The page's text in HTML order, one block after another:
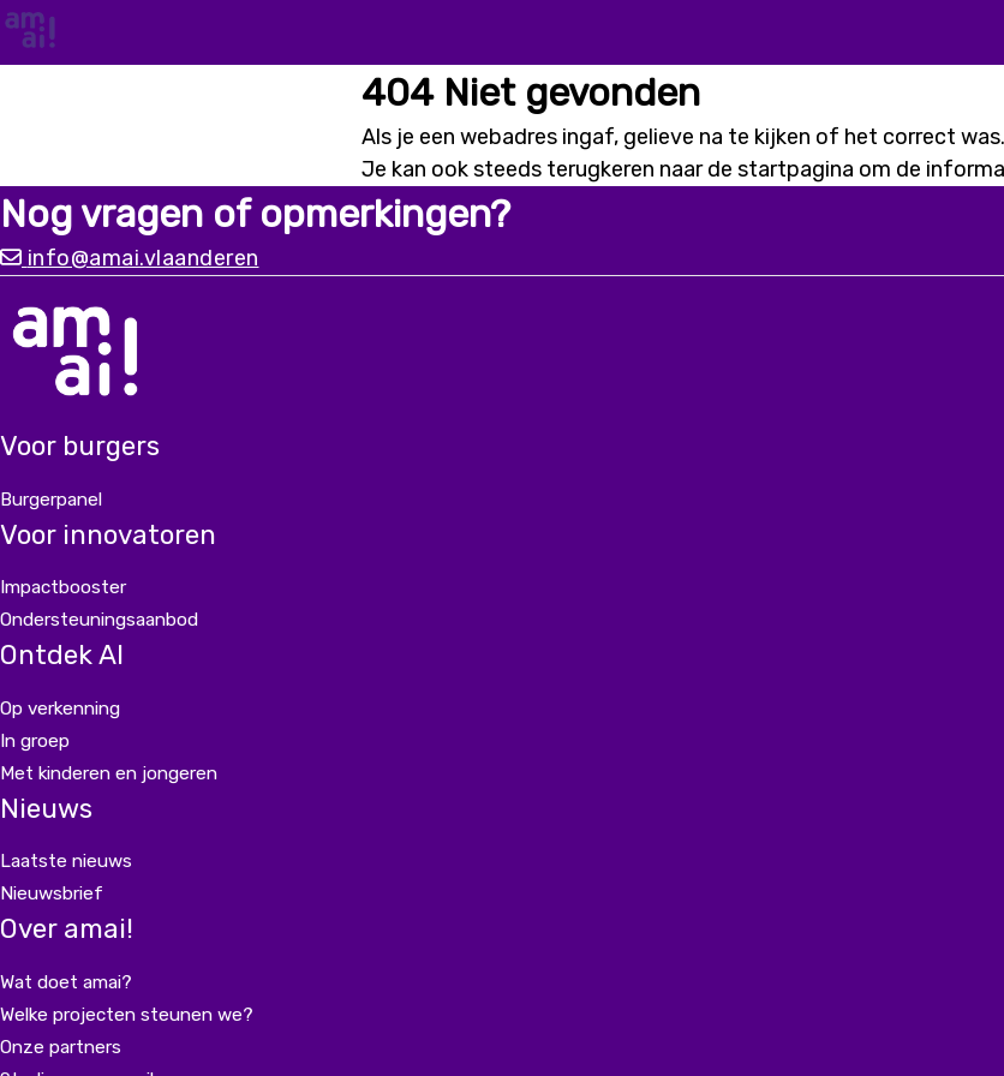
404 Niet gevonden
Als je een webadres ingaf, gelieve na te kijken of het correct was.
Je kan ook steeds terugkeren naar de startpagina om de
Nog vragen of opmerkingen?
info@amai.vlaanderen
Voor burgers
Burgerpanel
Voor innovatoren
Impactbooster
Ondersteuningsaanbod
Ontdek AI
Op verkenning
In groep
Met kinderen en jongeren
Nieuws
Laatste nieuws
Nieuwsbrief
Over amai!
Wat doet amai?
Welke projecten steunen we?
Onze partners